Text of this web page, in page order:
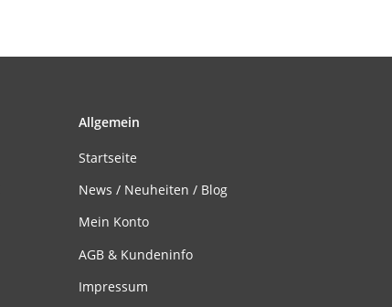
Allgemein
Startseite
News / Neuheiten / Blog
Mein Konto
AGB & Kundeninfo
Impressum